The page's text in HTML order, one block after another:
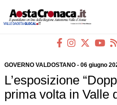
GOVERNO VALDOSTANO- 06 giugno
L’esposizione
prima volta in Valle